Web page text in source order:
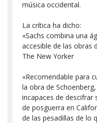
música occidental.
La crítica ha dicho:
«Sachs combina una
accesible de las obras
The New Yorker
«Recomendable para
la obra de
incapaces de descifrar
de posguerra en
de las pesadillas de lo